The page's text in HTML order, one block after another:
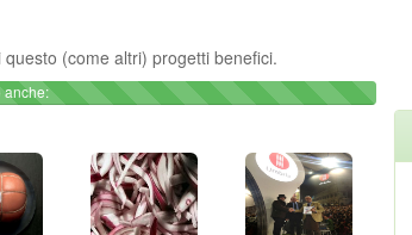
(come altri) progetti benefici.
anche: